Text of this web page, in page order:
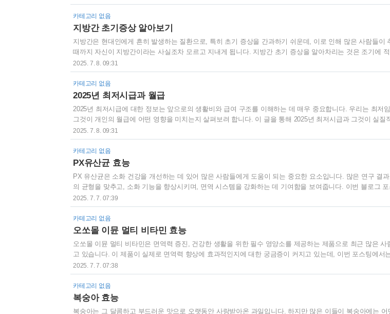
게 필요한 영양소와 영양제를 포함한 다양한 정보를 자세히 알아보고, 흡연의 해로움을 극복하기 위한 비결
해로움흡연은 여러 가지 방식으로 건강에 해로운 영향을 미칩니다. 담배에서 나오는 타르와 니코틴은 폐에 쌓
염증을 유발합니다. 특히, 흡연자는 만성 기관지염이나 폐암과 같은 질병에 ..
카테고리 없음
지방간 초기증상 알아보기
지방간은 현대인에게 흔히 발생하는 질환으로, 특히 초기 증상을 간과하기 쉬운데, 이로 인해 많은 사람들이
때까지 자신이 지방간이라는 사실조차 모르고 지내게 됩니다. 지방간 초기 증상을 알아차리는 것은 조기에
여 건강을 지키는 데 필수적입니다. 이번 포스팅에서는 지방간의 정의, 발생 원인, 초기 증상, 예방 방법 등 다
하겠습니다.지방간이란 무엇인가?지방간은 간세포에 지방이 비정상적으로 축적되는 질환으로, 일반적으로
이루어질 경우 ‘지방간’이라고 진단합니다. 기타 음주 섭취와 관련 없는 비알콜성 지방간 질환(NAFLD)과 알콜
지방간 질환(ASH)으로 나누어집니다.지방간은 초기 단계에서는 ..
2025. 7. 8. 09:31
카테고리 없음
2025년 최저시급과 월급
2025년 최저시급에 대한 정보는 앞으로의 생활비와 급여 구조를 이해하는 데 매우 중요합니다. 우리는 최저
그것이 개인의 월급에 어떤 영향을 미치는지 살펴보려 합니다. 이 글을 통해 2025년 최저시급과 그것이 실질
을 분석하여, 개인의 재정 계획에 도움이 되고자 합니다.최저임금의 정의와 중요성최저임금이란 법적으로 정
로, 고용주가 직원에게 지급해야 하는 최소 금액을 의미합니다. 최저임금은 근로자의 기본적인 생활을 보장
련되었습니다. 이는 경제적인 안정성을 제공하고 노동시장에서의 기본적인 권리를 보호하기 위해 존재합니
득층 근로자에게 최저임금은 생계를 유지하는 데 필요한 중요한 수입원으로 작용합..
2025. 7. 8. 09:31
카테고리 없음
PX유산균 효능
PX 유산균은 소화 건강을 개선하는 데 있어 많은 사람들에게 도움이 되는 중요한 요소입니다. 많은 연구 결
의 균형을 맞추고, 소화 기능을 향상시키며, 면역 시스템을 강화하는 데 기여함을 보여줍니다. 이번 블로그
어떻게 소화 건강을 개선할 수 있는지에 대해 자세히 알아보겠습니다.PX 유산균의 정의와 기능PX 유산균은
로, 건강에 긍정적인 영향을 미치는 살아있는 미생물입니다. 이 유산균은 장내 환경을 개선하고, 질병 예방에
로바이오틱스(Probiotics)로 알려져 있으며, 소화기계에서 유해 세균의 성장을 억제하는 역할을 합니다. 이를
을 개선하고 장내 유익균의 성장을 촉진합니다.소화 ..
2025. 7. 7. 07:39
카테고리 없음
오쏘몰 이뮨 멀티 비타민 효능
오쏘몰 이뮨 멀티 비타민은 면역력 증진, 건강한 생활을 위한 필수 영양소를 제공하는 제품으로 최근 많은 사
고 있습니다. 이 제품이 실제로 면역력 향상에 효과적인지에 대한 궁금증이 커지고 있는데, 이번 포스팅에서
용 메커니즘, 연구 결과 등을 통해 그 효과를 자세히 살펴보겠습니다.오쏘몰 이뮨 멀티 비타민이란?오쏘몰 이
시스템을 지원하기 위해 설계된 종합 비타민으로, 다양한 비타민과 미네랄이 함유되어 있습니다. 이 제품은
신진대사 촉진 등의 효과가 기대됩니다.특히, 오쏘몰 이뮨은 비타민 C, 비타민 D, 아연, 셀레늄 등의 성분이
역 기능을 더욱 강화하는 데 도움을 줍니다.오쏘몰 이뮨의 주..
2025. 7. 7. 07:38
카테고리 없음
복숭아 효능
복숭아는 그 달콤하고 부드러운 맛으로 오랫동안 사랑받아온 과일입니다. 하지만 많은 이들이 복숭아에는 어